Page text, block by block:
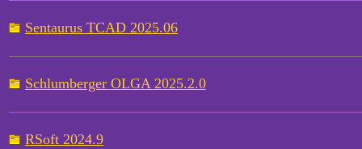
Sentaurus TCAD 2025.06
Schlumberger OLGA 2025.2.0
RSoft 2024.9